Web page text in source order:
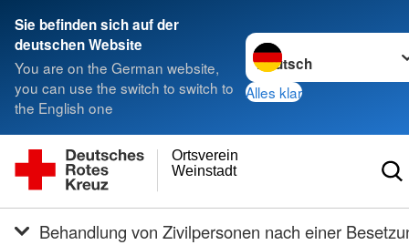
Sie befinden sich auf der
deutschen Website
You are on the German website,
you can use the switch to switch to
the English one
Sprache wechseln zu
Alles klar
Weinstadt
Ortsverein
Behandlung von Zivilpersonen nach einer